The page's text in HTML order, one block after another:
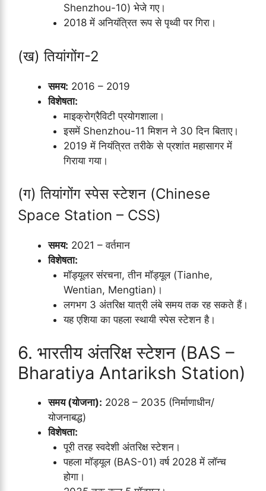
Shenzhou-10) भेजे गए।
2018 में अनियंत्रित रूप से पृथ्वी पर गिरा।
(ख) तियांगोंग-2
समय: 2016 – 2019
विशेषता:
माइक्रोग्रैविटी प्रयोगशाला।
इसमें Shenzhou-11 मिशन ने 30 दिन बिताए।
2019 में नियंत्रित तरीके से प्रशांत महासागर में
गिराया गया।
(ग) तियांगोंग स्पेस स्टेशन (Chinese
Space Station – CSS)
समय: 2021 – वर्तमान
विशेषता:
मॉड्यूलर संरचना, तीन मॉड्यूल (Tianhe,
Wentian, Mengtian)।
लगभग 3 अंतरिक्ष यात्री लंबे समय तक रह सकते हैं।
यह एशिया का पहला स्थायी स्पेस स्टेशन है।
6. भारतीय अंतरिक्ष स्टेशन (BAS –
Bharatiya Antariksh Station)
समय (योजना): 2028 – 2035 (निर्माणाधीन/
योजनाबद्ध)
विशेषता:
पूरी तरह स्वदेशी अंतरिक्ष स्टेशन।
पहला मॉड्यूल (BAS-01) वर्ष 2028 में लॉन्च
होगा।